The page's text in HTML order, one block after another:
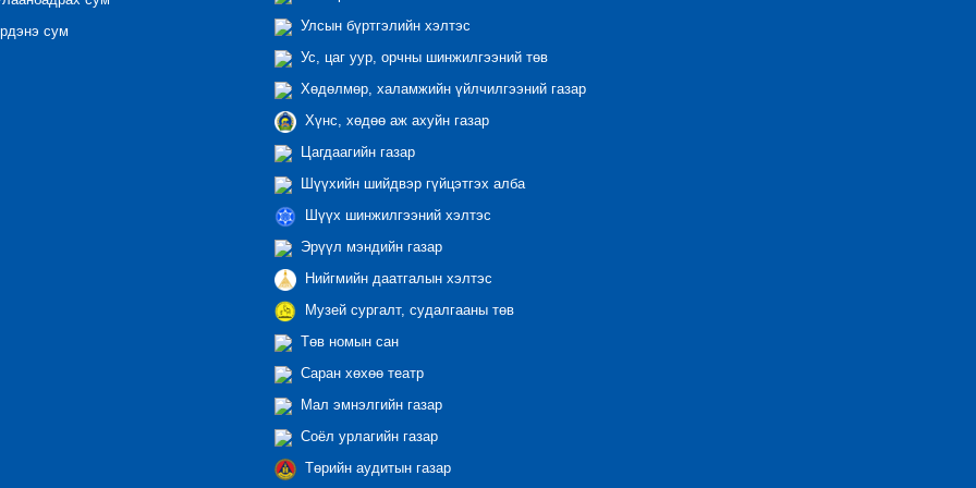
сум Улсын бүртгэлийн хэлтэс
Ус, цаг уур, орчны шинжилгээний төв
Хөдөлмөр, халамжийн үйлчилгээний газар
Хүнс, хөдөө аж ахуйн газар
Цагдаагийн газар
Шүүхийн шийдвэр гүйцэтгэх алба
Шүүх шинжилгээний хэлтэс
Эрүүл мэндийн газар
Нийгмийн даатгалын хэлтэс
Музей сургалт, судалгааны төв
Төв номын сан
Саран хөхөө театр
Мал эмнэлгийн газар
Соёл урлагийн газар
Төрийн аудитын газар